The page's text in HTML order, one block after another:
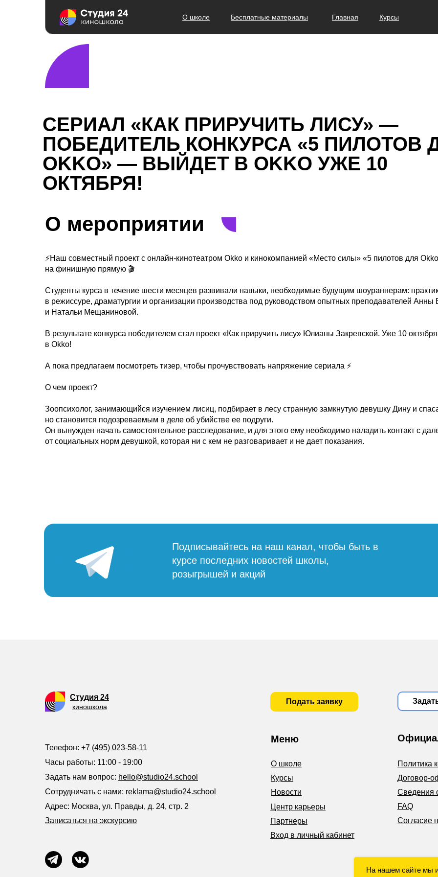
О школе Курсы
Главная
Бесплатные материалы
СЕРИАЛ «КАК ПРИРУЧИТЬ ЛИСУ» —
ПОБЕДИТЕЛЬ КОНКУРСА «5 ПИЛОТОВ
OKKO» — ВЫЙДЕТ В OKKO УЖЕ 10
ОКТЯБРЯ!
О мероприятии
⚡️Наш совместный проект с онлайн-кинотеатром Okko и кинокомпанией «Место силы» «5 пилотов для
на финишную прямую 🎬
Студенты курса в течение шести месяцев развивали навыки, необходимые будущим шоураннерам:
в режиссуре, драматургии и организации производства под руководством опытных преподавателей
и Натальи Мещаниновой.
В результате конкурса победителем стал проект «Как приручить лису» Юлианы Закревской. Уже 10
в Okko!
А пока предлагаем посмотреть тизер, чтобы прочувствовать напряжение сериала ⚡️
О чем проект?
Зоопсихолог, занимающийся изучением лисиц, подбирает в лесу странную замкнутую девушку Дину и
но становится подозреваемым в деле об убийстве ее подруги.
Он вынужден начать самостоятельное расследование, и для этого ему необходимо наладить контакт с
от социальных норм девушкой, которая ни с кем не разговаривает и не дает показания.
Подписывайтесь на наш канал, чтобы быть в
курсе последних новостей школы,
розыгрышей и акций
Студия 24
киношкола
Меню
Телефон: +7 (495) 023-58-11
Сотрудничать с нами: reklama@studio24.school
Адрес: Москва, ул. Правды, д. 24, стр. 2
Записаться на экскурсию
Часы работы: 11:00 - 19:00
О школе
Курсы
Политика
Договор-
Сведения
Согласие
FAQ
Новости
Подать заявку
Задать нам вопрос: hello@studio24.school
Вход в личный кабинет
Партнеры
Центр карьеры
На нашем сайте мы